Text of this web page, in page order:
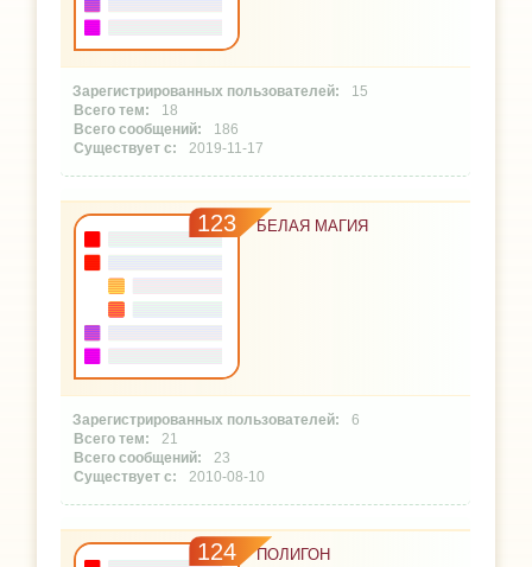
15
18
186
2019-11-17
123 БЕЛАЯ МАГИЯ
6
21
23
2010-08-10
124 ПОЛИГОН